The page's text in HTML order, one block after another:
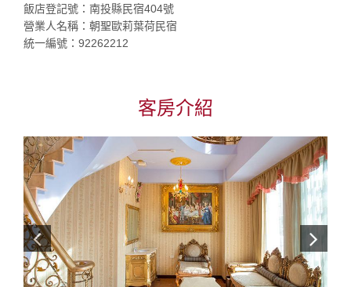
飯店登記號：南投縣民宿404號
營業人名稱：朝聖歐莉葉荷民宿
統一編號：92262212
客房介紹